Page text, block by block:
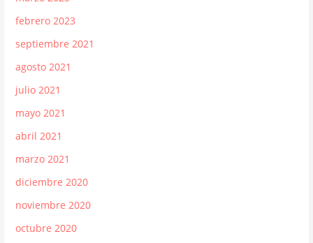
febrero 2023
septiembre 2021
agosto 2021
julio 2021
mayo 2021
abril 2021
marzo 2021
diciembre 2020
noviembre 2020
octubre 2020